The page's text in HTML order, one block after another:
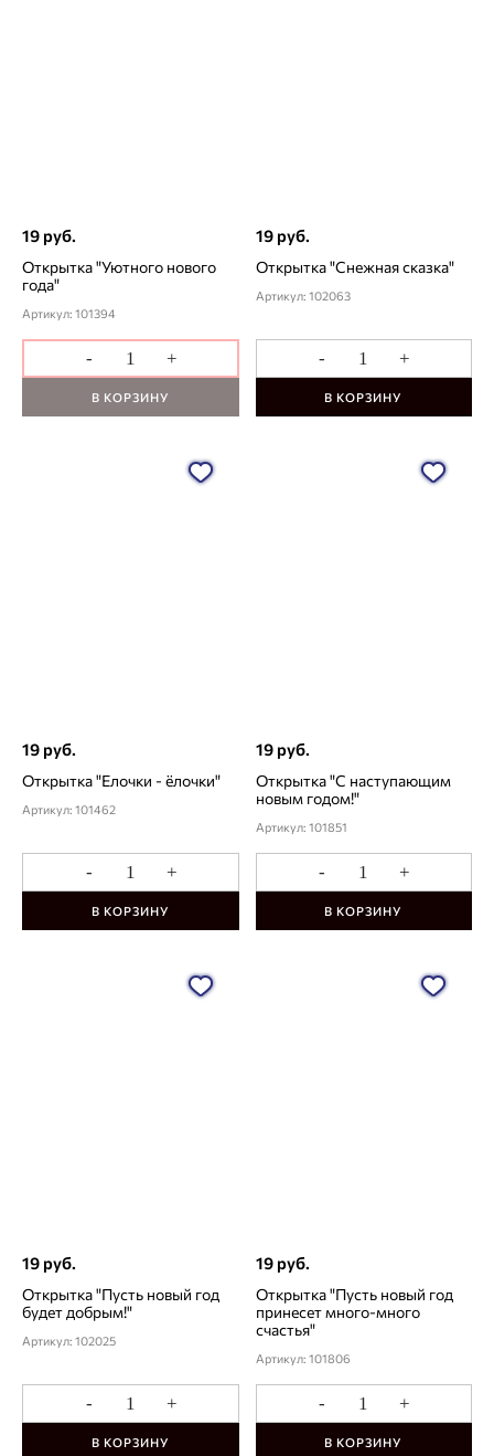
19 руб.
Открытка "Уютного нового
года"
Артикул: 101394
- +
В КОРЗИНУ
19 руб.
Открытка "Снежная сказка"
Артикул: 102063
- +
В КОРЗИНУ
19 руб.
Открытка "Елочки - ёлочки"
Артикул: 101462
- +
В КОРЗИНУ
19 руб.
Открытка "С наступающим
новым годом!"
Артикул: 101851
- +
В КОРЗИНУ
19 руб.
Открытка "Пусть новый год
будет добрым!"
Артикул: 102025
- +
В КОРЗИНУ
19 руб.
Открытка "Пусть новый год
принесет много-много
счастья"
Артикул: 101806
- +
В КОРЗИНУ